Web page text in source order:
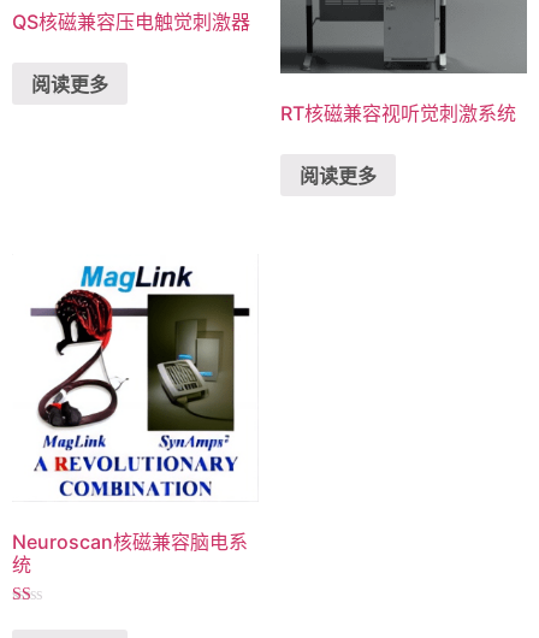
QS核磁兼容压电触觉刺激器
阅读更多
RT核磁兼容视听觉刺激系统
阅读更多
Neuroscan核磁兼容脑电系
统